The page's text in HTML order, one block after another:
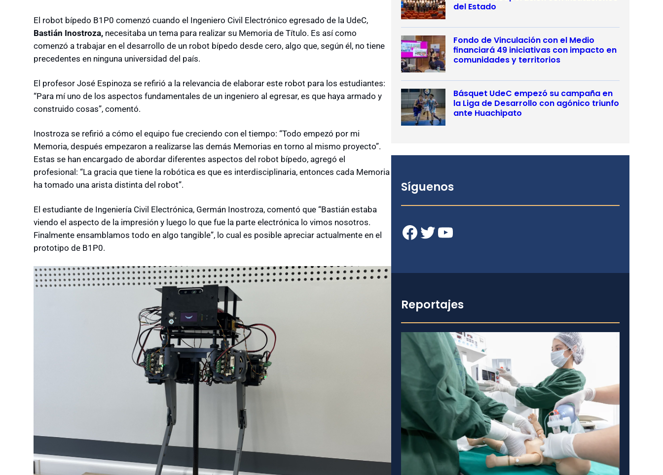
El robot bípedo B1P0 comenzó cuando el Ingeniero Civil Electrónico egresado de la UdeC,
Bastián Inostroza, necesitaba un tema para realizar su Memoria de Título. Es así como
comenzó a trabajar en el desarrollo de un robot bípedo desde cero, algo que, según él, no tiene
precedentes en ninguna universidad del país.
El profesor José Espinoza se refirió a la relevancia de elaborar este robot para los estudiantes:
“Para mí uno de los aspectos fundamentales de un ingeniero al egresar, es que haya armado y
construido cosas”, comentó.
Inostroza se refirió a cómo el equipo fue creciendo con el tiempo: “Todo empezó por mi
Memoria, después empezaron a realizarse las demás Memorias en torno al mismo proyecto”.
Estas se han encargado de abordar diferentes aspectos del robot bípedo, agregó el
profesional: “La gracia que tiene la robótica es que es interdisciplinaria, entonces cada Memoria
ha tomado una arista distinta del robot”.
El estudiante de Ingeniería Civil Electrónica, Germán Inostroza, comentó que “Bastián estaba
viendo el aspecto de la impresión y luego lo que fue la parte electrónica lo vimos nosotros.
Finalmente ensamblamos todo en algo tangible”, lo cual es posible apreciar actualmente en el
prototipo de B1P0.
del Estado
Fondo de Vinculación con el Medio
financiará 49 iniciativas con impacto en
comunidades y territorios
Básquet UdeC empezó su campaña en
la Liga de Desarrollo con agónico triunfo
ante Huachipato
Síguenos
Facebook Twitter YouTube
Reportajes